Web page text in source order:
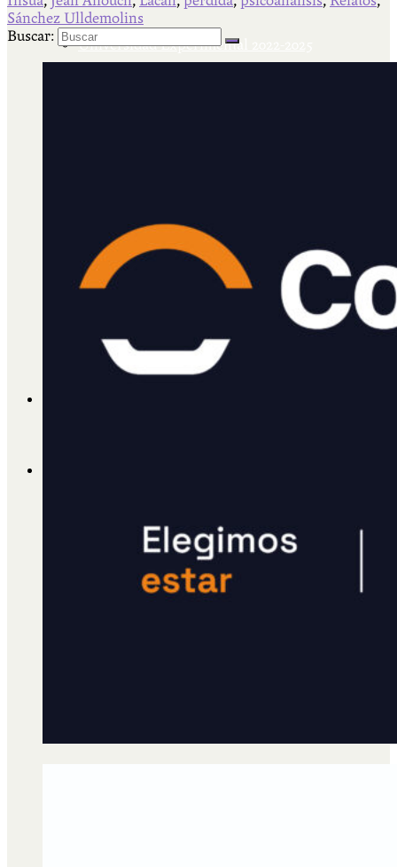
Universidad Experimental 2022-2025
Cátedra Bailable 2018
ADHERITE!
Sánchez Ulldemolins
Buscar: